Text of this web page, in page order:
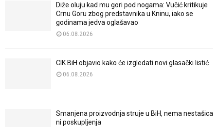
Diže oluju kad mu gori pod nogama: Vučić kritikuje
Crnu Goru zbog predstavnika u Kninu, iako se
godinama jedva oglašavao
06.08.2026
CIK BiH objavio kako će izgledati novi glasački listić
06.08.2026
Smanjena proizvodnja struje u BiH, nema nestašica
ni poskupljenja